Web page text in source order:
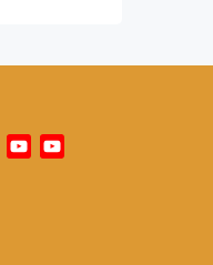
TwitterYouTube